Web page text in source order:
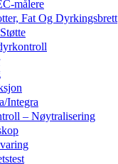
målere
Fat Og Dyrkingsbrett
Integra
– Nøytralisering